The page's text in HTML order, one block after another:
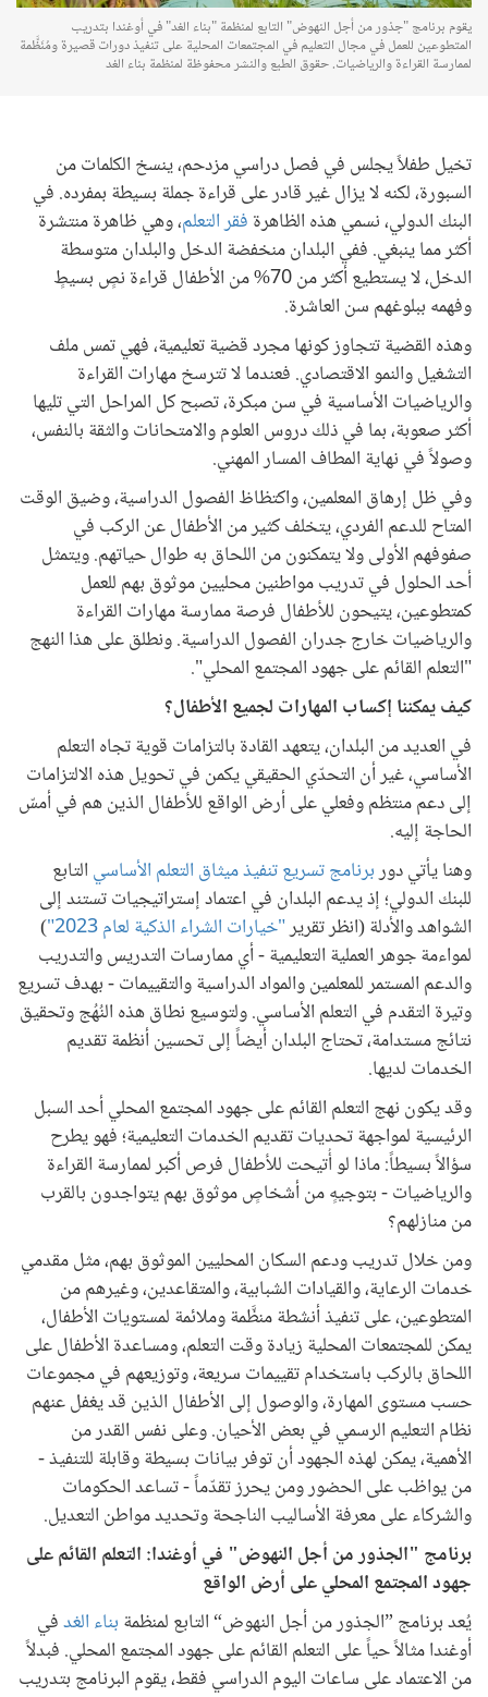
يقوم برنامج "جذور من أجل النهوض" التابع لمنظمة "بناء الغد" في أوغندا بتدريب
المتطوعين للعمل في مجال التعليم في المجتمعات المحلية على تنفيذ دورات قصيرة ومُنَظَّمة
لممارسة القراءة والرياضيات. حقوق الطبع والنشر محفوظة لمنظمة بناء الغد
تخيل طفلاً يجلس في فصل دراسي مزدحم، ينسخ الكلمات من
السبورة، لكنه لا يزال غير قادر على قراءة جملة بسيطة بمفرده. في
البنك الدولي، نسمي هذه الظاهرة فقر التعلم، وهي ظاهرة منتشرة
أكثر مما ينبغي. ففي البلدان منخفضة الدخل والبلدان متوسطة
الدخل، لا يستطيع أكثر من 70% من الأطفال قراءة نصٍ بسيطٍ
وفهمه ببلوغهم سن العاشرة.
وهذه القضية تتجاوز كونها مجرد قضية تعليمية، فهي تمس ملف
التشغيل والنمو الاقتصادي. فعندما لا تترسخ مهارات القراءة
والرياضيات الأساسية في سن مبكرة، تصبح كل المراحل التي تليها
أكثر صعوبة، بما في ذلك دروس العلوم والامتحانات والثقة بالنفس،
وصولاً في نهاية المطاف المسار المهني.
وفي ظل إرهاق المعلمين، واكتظاظ الفصول الدراسية، وضيق الوقت
المتاح للدعم الفردي، يتخلف كثير من الأطفال عن الركب في
صفوفهم الأولى ولا يتمكنون من اللحاق به طوال حياتهم. ويتمثل
أحد الحلول في تدريب مواطنين محليين موثوق بهم للعمل
كمتطوعين، يتيحون للأطفال فرصة ممارسة مهارات القراءة
والرياضيات خارج جدران الفصول الدراسية. ونطلق على هذا النهج
"التعلم القائم على جهود المجتمع المحلي".
كيف يمكننا إكساب المهارات لجميع الأطفال؟
في العديد من البلدان، يتعهد القادة بالتزامات قوية تجاه التعلم
الأساسي، غير أن التحدّي الحقيقي يكمن في تحويل هذه الالتزامات
إلى دعم منتظم وفعلي على أرض الواقع للأطفال الذين هم في أمسّ
الحاجة إليه.
وهنا يأتي دوربرنامج تسريع تنفيذ ميثاق التعلم الأساسي التابع
للبنك الدولي؛ إذ يدعم البلدان في اعتماد إستراتيجيات تستند إلى
الشواهد والأدلة (انظر تقرير"خيارات الشراء الذكية لعام 2023"
)
لمواءمة جوهر العملية التعليمية - أي ممارسات التدريس والتدريب
والدعم المستمر للمعلمين والمواد الدراسية والتقييمات - بهدف تسريع
وتيرة التقدم في التعلم الأساسي. ولتوسيع نطاق هذه النُهُج وتحقيق
نتائج مستدامة، تحتاج البلدان أيضاً إلى تحسين أنظمة تقديم
الخدمات لديها.
وقد يكون نهج التعلم القائم على جهود المجتمع المحلي أحد السبل
الرئيسية لمواجهة تحديات تقديم الخدمات التعليمية؛ فهو يطرح
سؤالاً بسيطاً: ماذا لو أُتيحت للأطفال فرص أكبر لممارسة القراءة
والرياضيات - بتوجيهٍ من أشخاصٍ موثوق بهم يتواجدون بالقرب
من منازلهم؟
ومن خلال تدريب ودعم السكان المحليين الموثوق بهم، مثل مقدمي
خدمات الرعاية، والقيادات الشبابية، والمتقاعدين، وغيرهم من
المتطوعين، على تنفيذ أنشطة منظَّمة وملائمة لمستويات الأطفال،
يمكن للمجتمعات المحلية زيادة وقت التعلم، ومساعدة الأطفال على
اللحاق بالركب باستخدام تقييمات سريعة، وتوزيعهم في مجموعات
حسب مستوى المهارة، والوصول إلى الأطفال الذين قد يغفل عنهم
نظام التعليم الرسمي في بعض الأحيان. وعلى نفس القدر من
الأهمية، يمكن لهذه الجهود أن توفر بيانات بسيطة وقابلة للتنفيذ -
من يواظب على الحضور ومن يحرز تقدّماً - تساعد الحكومات
والشركاء على معرفة الأساليب الناجحة وتحديد مواطن التعديل.
برنامج "الجذور من أجل النهوض" في أوغندا: التعلم القائم على
جهود المجتمع المحلي على أرض الواقع
يُعد برنامج ”الجذور من أجل النهوض“ التابع لمنظمة بناء الغدفي
أوغندا مثالاً حياً على التعلم القائم على جهود المجتمع المحلي. فبدلاً
من الاعتماد على ساعات اليوم الدراسي فقط، يقوم البرنامج بتدريب